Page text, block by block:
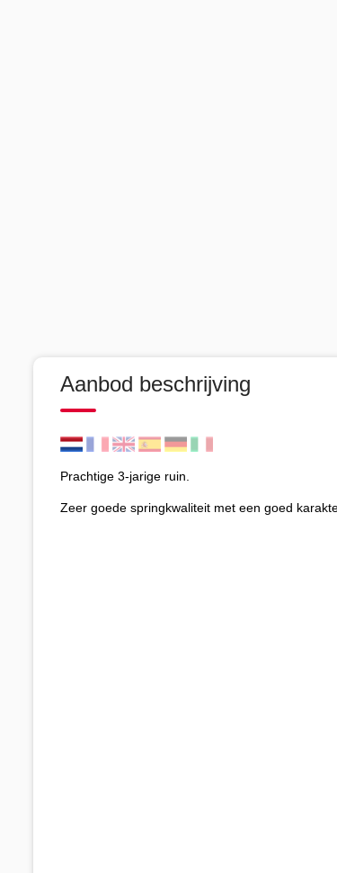
Aanbod beschrijving
Prachtige 3-jarige ruin.
Zeer goede springkwaliteit met een goed